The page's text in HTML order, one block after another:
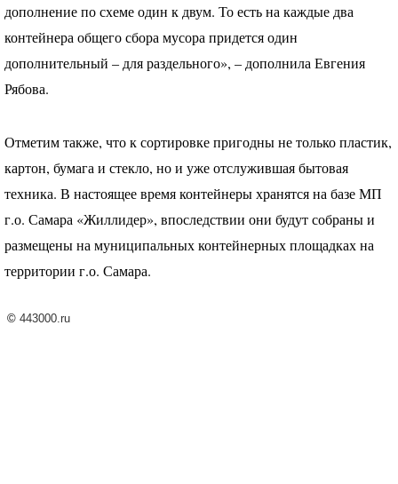
дополнение по схеме один к двум. То есть на каждые два
контейнера общего сбора мусора придется один
дополнительный – для раздельного», – дополнила Евгения
Рябова.
Отметим также, что к сортировке пригодны не только пластик,
картон, бумага и стекло, но и уже отслужившая бытовая
техника. В настоящее время контейнеры хранятся на базе МП
г.о. Самара «Жиллидер», впоследствии они будут собраны и
размещены на муниципальных контейнерных площадках на
территории г.о. Самара.
© 443000.ru